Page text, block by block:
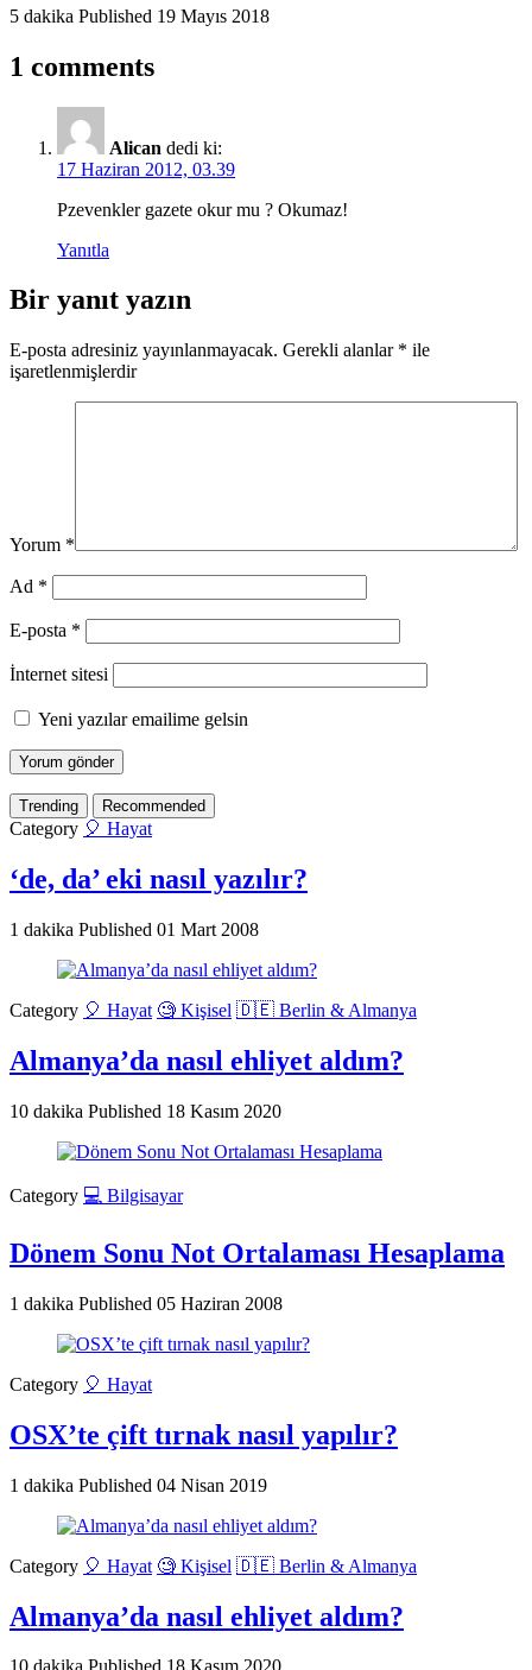
5 dakika Published 19 Mayıs 2018
1 comments
Alican dedi ki:
17 Haziran 2012, 03.39
Pzevenkler gazete okur mu ? Okumaz!
Yanıtla
Bir yanıt yazın
E-posta adresiniz yayınlanmayacak. Gerekli alanlar * ile
işaretlenmişlerdir
Yorum *
Ad *
E-posta *
İnternet sitesi
Yeni yazılar emailime gelsin
Trending Recommended
Category 🎈 Hayat
‘de, da’ eki nasıl yazılır?
1 dakika Published 01 Mart 2008
Category 🎈 Hayat 🧐 Kişisel 🇩🇪 Berlin & Almanya
Almanya’da nasıl ehliyet aldım?
10 dakika Published 18 Kasım 2020
Category 💻 Bilgisayar
Dönem Sonu Not Ortalaması Hesaplama
1 dakika Published 05 Haziran 2008
Category 🎈 Hayat
OSX’te çift tırnak nasıl yapılır?
1 dakika Published 04 Nisan 2019
Category 🎈 Hayat 🧐 Kişisel 🇩🇪 Berlin & Almanya
Almanya’da nasıl ehliyet aldım?